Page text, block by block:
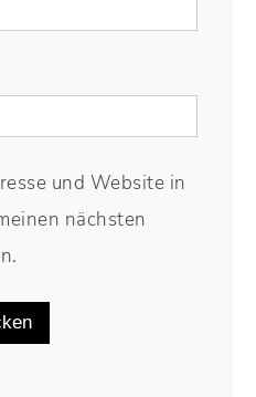
und Website in
nächsten